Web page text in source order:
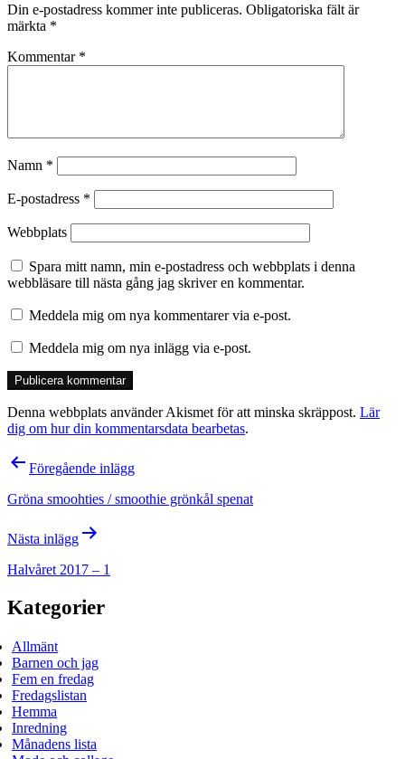
Din e-postadress kommer inte publiceras. Obligatoriska fält är
märkta *
Kommentar *
Namn *
E-postadress *
Webbplats
Spara mitt namn, min e-postadress och webbplats i denna
webbläsare till nästa gång jag skriver en kommentar.
Meddela mig om nya kommentarer via e-post.
Meddela mig om nya inlägg via e-post.
Denna webbplats använder Akismet för att minska skräppost. Lär
dig om hur din kommentarsdata bearbetas.
Inläggsnavigering
Föregående inlägg
Gröna smoohties / smoothie grönkål spenat
Nästa inlägg
Halvåret 2017 – 1
Kategorier
Allmänt
Barnen och jag
Fem en fredag
Fredagslistan
Hemma
Inredning
Månadens lista